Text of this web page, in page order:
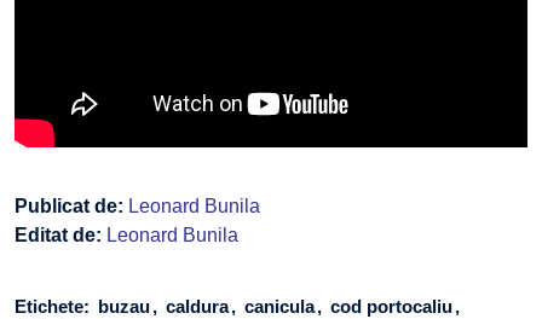
Publicat de: Leonard Bunila
Editat de: Leonard Bunila
Etichete: buzau caldura canicula cod portocaliu